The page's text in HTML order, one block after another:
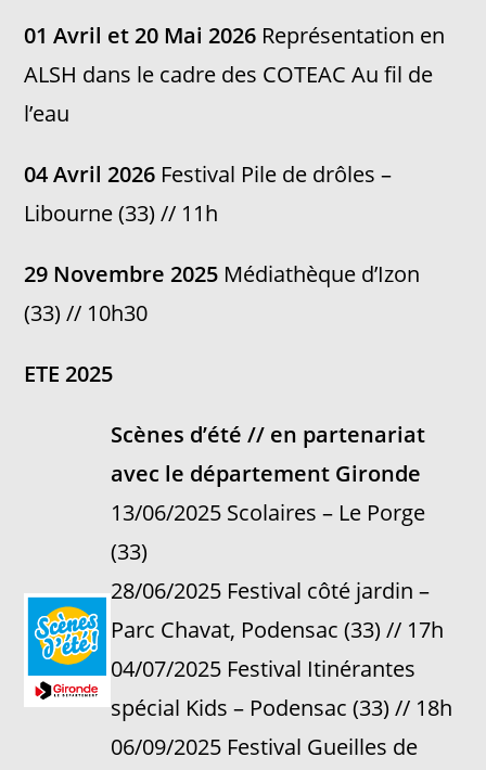
01 Avril et 20 Mai 2026 Représentation en
ALSH dans le cadre des COTEAC Au fil de
l’eau
04 Avril 2026 Festival Pile de drôles –
Libourne (33) // 11h
29 Novembre 2025 Médiathèque d’Izon
(33) // 10h30
ETE 2025
Scènes d’été // en partenariat
avec le département Gironde
13/06/2025 Scolaires – Le Porge
(33)
28/06/2025 Festival côté jardin –
Parc Chavat, Podensac (33) // 17h
04/07/2025 Festival Itinérantes
spécial Kids – Podensac (33) // 18h
06/09/2025 Festival Gueilles de